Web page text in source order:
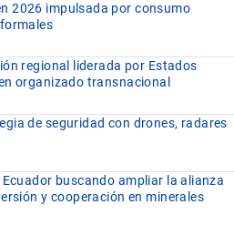
2026 impulsada por consumo
regional liderada por Estados
organizado transnacional
de seguridad con drones, radares
buscando ampliar la alianza
y cooperación en minerales